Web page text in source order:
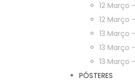
12 Março
12 Março
13 Março
13 Março
13 Março
PÓSTERES